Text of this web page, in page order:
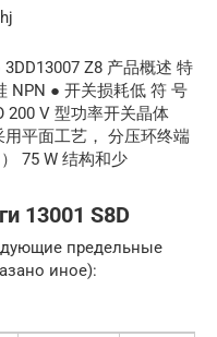
Z8 产品概述 特
NPN ● 开关损耗低 符 号
200 V 型功率开关晶体
平面工艺， 分压环终端
75 W 结构和少
13001 S8D
предельные
иное):